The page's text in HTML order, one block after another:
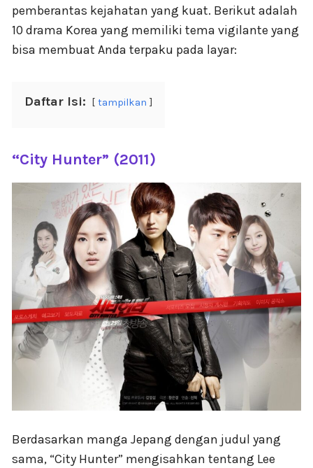
pemberantas kejahatan yang kuat. Berikut adalah
10 drama Korea yang memiliki tema vigilante yang
bisa membuat Anda terpaku pada layar:
Daftar Isi: tampilkan
“City Hunter” (2011)
Berdasarkan manga Jepang dengan judul yang
sama, “City Hunter” mengisahkan tentang Lee